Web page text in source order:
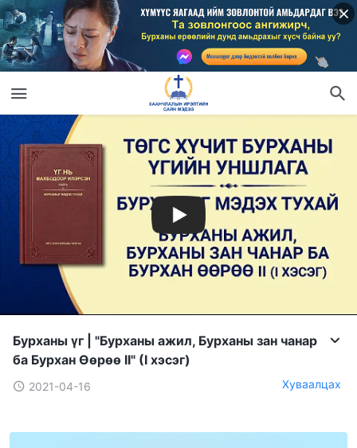
Бурханы үг | "Бурханы ажил, Бурханы зан чанар
ба Бурхан Өөрөө II" (I хэсэг)
2021-04-16 Хуваалцах